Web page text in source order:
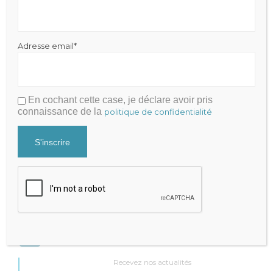
Julien FRAYSSE
Expert-Comptable qui accompagne la performance de votre
Mentions légales
Contacter par mail
+33 9 81 65 82 51
Recevez nos actualités
Adresse email*
En cochant cette case, je déclare avoir pris
connaissance de la politique de confidentialité